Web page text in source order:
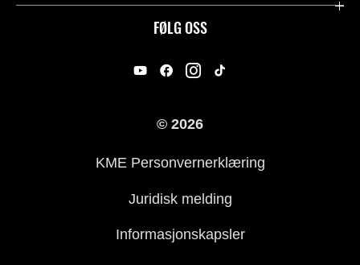
FØLG OSS
Kontakt oss
© 2026
KME Personvernerklæring
Juridisk melding
Informasjonskapsler